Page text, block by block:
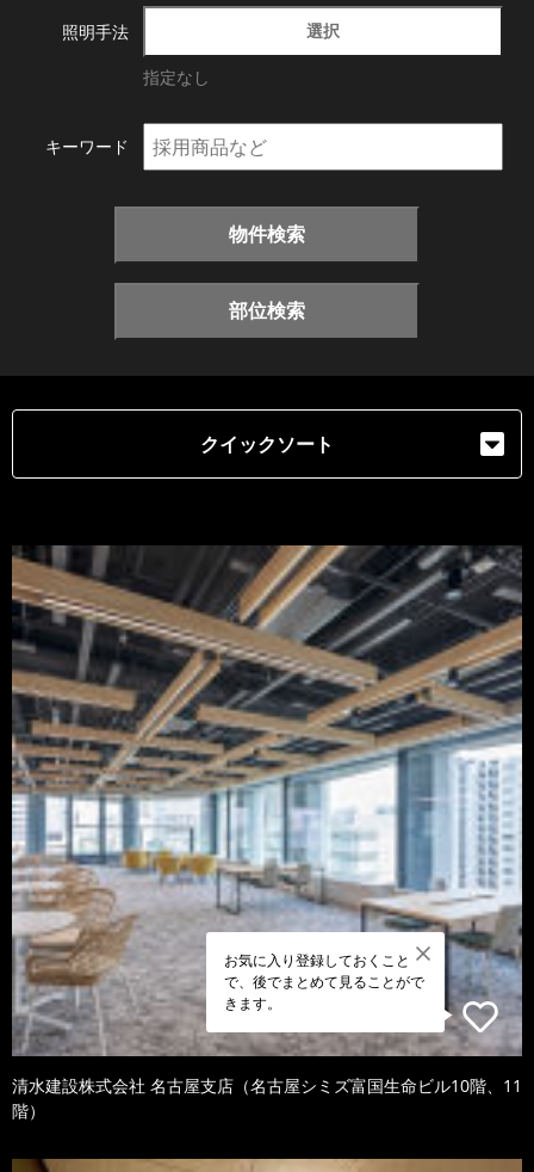
照明手法 選択
指定なし
キーワード
物件検索
部位検索
クイックソート
お気に入り登録しておくこと
で、後でまとめて見ることがで
きます。
清水建設株式会社 名古屋支店（名古屋シミズ富国生命ビル10階、11
階）